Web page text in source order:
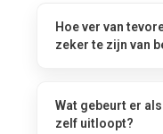
Hoe ver van
zeker te zijn van
Wat gebeurt er
zelf uitloopt?